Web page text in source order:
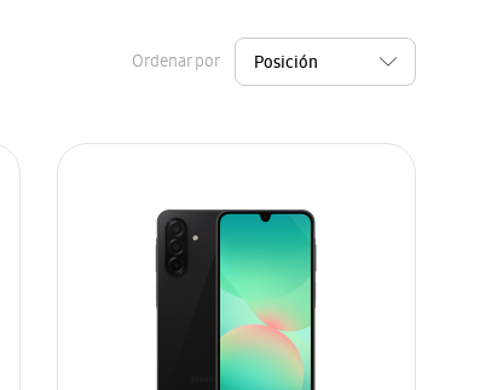
Ordenar por